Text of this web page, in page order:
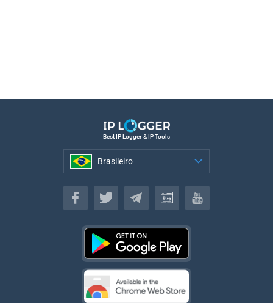
Best IP Logger & IP Tools
Brasileiro
Brasileiro